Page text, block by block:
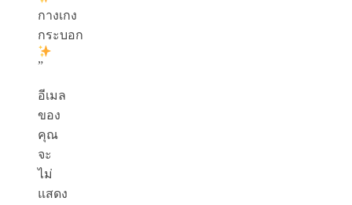
กางเกง
กระบอก
”
อีเมล
ของ
คุณ
จะ
ไม่
แสดง